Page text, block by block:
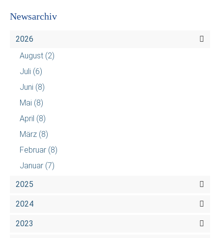
Newsarchiv
2026
August (2)
Juli (6)
Juni (8)
Mai (8)
April (8)
März (8)
Februar (8)
Januar (7)
2025
2024
2023